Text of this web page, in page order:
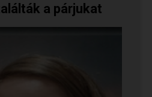
a párjukat